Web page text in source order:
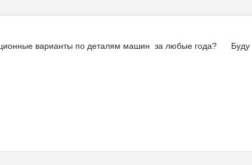
варианты по деталям машин за любые года? Буду